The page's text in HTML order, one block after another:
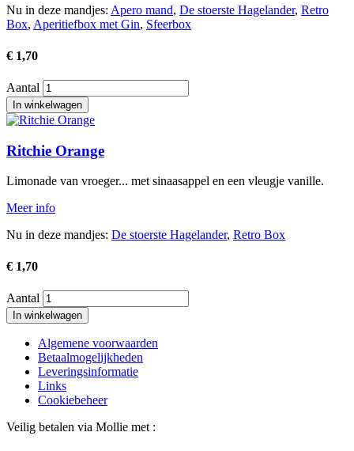
Nu in deze mandjes: Apero mand, De stoerste Hagelander, Retro
Box, Aperitiefbox met Gin, Sfeerbox
€ 1,70
Aantal
Afbeelding
Ritchie Orange
Limonade van vroeger... met sinaasappel en een vleugje vanille.
Meer info
Nu in deze mandjes: De stoerste Hagelander, Retro Box
€ 1,70
Aantal
Voet
Algemene voorwaarden
Betaalmogelijkheden
Leveringsinformatie
Links
Cookiebeheer
Veilig betalen via Mollie met :